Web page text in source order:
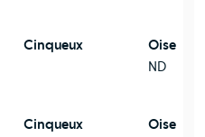
Cinqueux
Oise
ND
Cinqueux
Oise